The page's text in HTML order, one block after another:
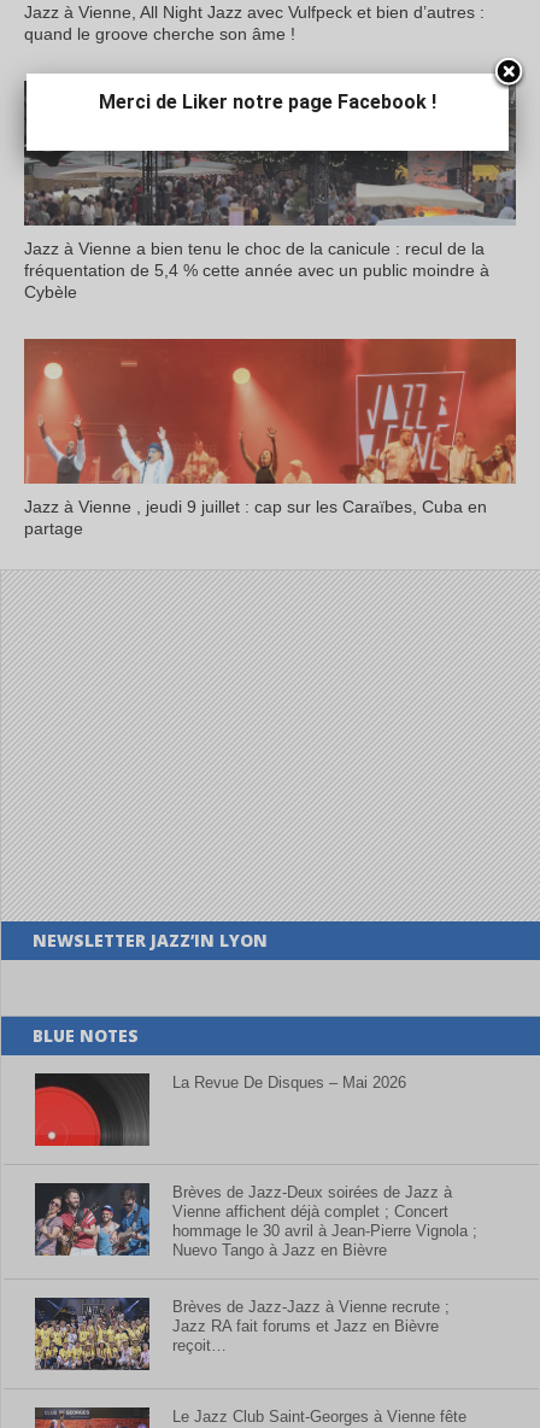
Jazz à Vienne, All Night Jazz avec Vulfpeck et bien d’autres :
quand le groove cherche son âme !
Jazz à Vienne a bien tenu le choc de la canicule : recul de la
fréquentation de 5,4 % cette année avec un public moindre à
Cybèle
Jazz à Vienne , jeudi 9 juillet : cap sur les Caraïbes, Cuba en
partage
NEWSLETTER JAZZ’IN LYON
BLUE NOTES
La Revue De Disques – Mai 2026
Brèves de Jazz-Deux soirées de Jazz à
Vienne affichent déjà complet ; Concert
hommage le 30 avril à Jean-Pierre Vignola ;
Nuevo Tango à Jazz en Bièvre
Brèves de Jazz-Jazz à Vienne recrute ;
Jazz RA fait forums et Jazz en Bièvre
reçoit…
Le Jazz Club Saint-Georges à Vienne fête
Merci de Liker notre page Facebook !